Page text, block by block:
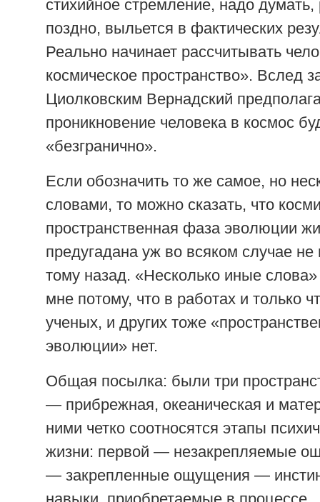
стихийное стремление, надо думать,
поздно, выльется в фактических
Реально начинает рассчитывать
космическое пространство». Вслед
Циолковским Вернадский
проникновение человека в космос
«безгранично».
Если обозначить то же самое, но
словами, то можно сказать, что
пространственная фаза эволюции
предугадана уж во всяком случае не
тому назад. «Несколько иные
мне потому, что в работах и только
ученых, и других тоже
эволюции» нет.
Общая посылка: были три
— прибрежная, океаническая и
ними четко соотносятся этапы
жизни: первой — незакрепляемые
— закрепленные ощущения —